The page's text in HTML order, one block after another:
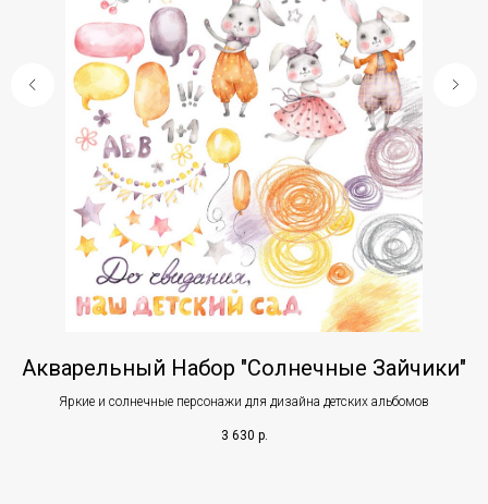
Акварельный Набор "Солнечные Зайчики"
Яркие и солнечные персонажи для дизайна детских альбомов
3 630 р.